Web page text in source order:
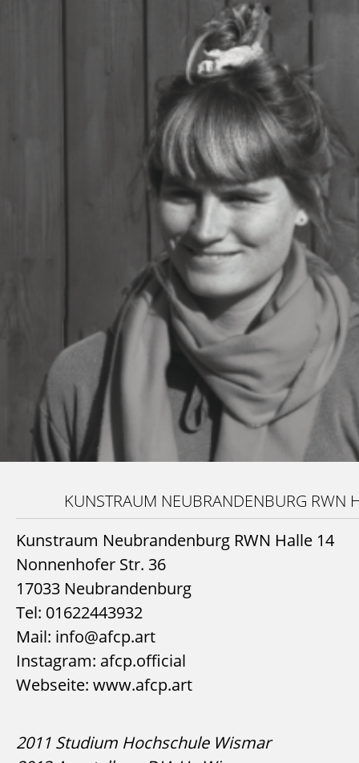
KUNSTRAUM NEUBRANDENBURG RWN
Kunstraum Neubrandenburg RWN Halle 14
Nonnenhofer Str. 36
17033 Neubrandenburg
Tel: 01622443932
Mail: info@afcp.art
Instagram: afcp.official
Webseite: www.afcp.art
2011 Studium Hochschule Wismar